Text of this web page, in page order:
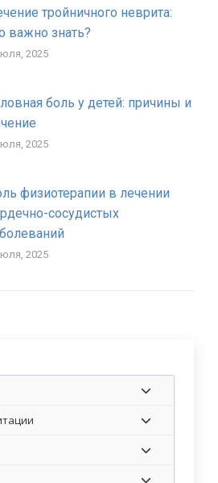
тройничного неврита:
важно знать?
2025
боль у детей: причины и
2025
физиотерапии в лечении
сосудистых
2025